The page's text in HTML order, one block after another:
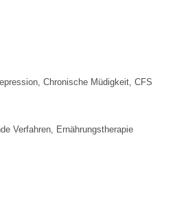
Chronische Müdigkeit, CFS
Verfahren, Ernährungstherapie